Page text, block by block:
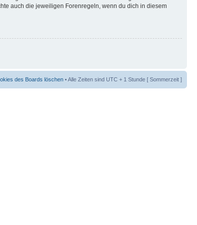
auch die jeweiligen Forenregeln, wenn du dich in diesem
des Boards löschen • Alle Zeiten sind UTC + 1 Stunde [ Sommerzeit ]